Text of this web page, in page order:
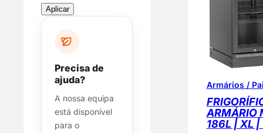
p
o
d
Aplicar
Precisa de
ajuda?
A nossa equipa
está disponível
para o
Armários /
ARMÁRIO
186L | XL |